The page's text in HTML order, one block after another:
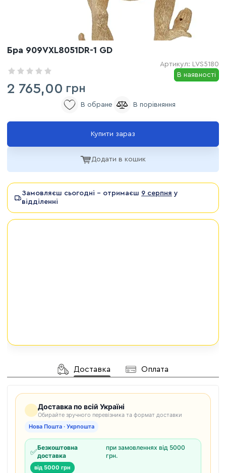
Бра 909VXL8051DR-1 GD
Артикул: LVS5180
В наявності
2 765,00 грн
Додати в кошик
Замовляєш сьогодні - отримаєш 9 серпня у
відділенні
Купити зараз
Доставка Оплата
Доставка по всій Україні
Обирайте зручного перевізника та формат доставки
Нова Пошта · Укрпошта
✅Безкоштовна
доставка
при замовленнях від 5000
грн.
від 5000 грн